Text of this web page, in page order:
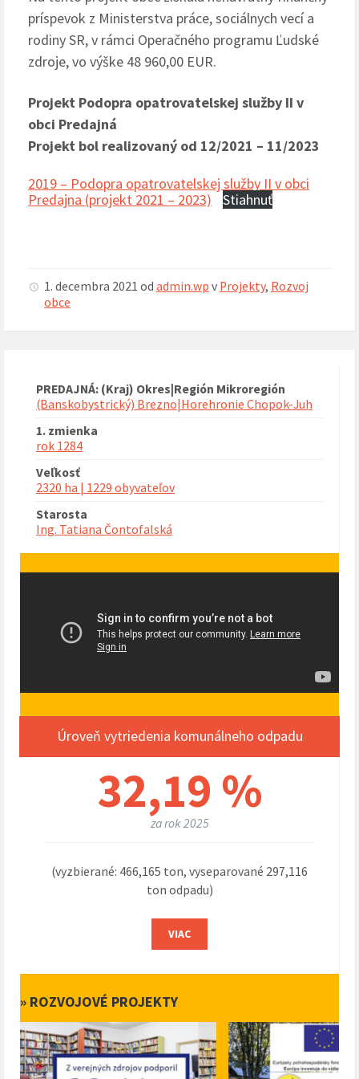
príspevok z Ministerstva práce, sociálnych vecí a
rodiny SR, v rámci Operačného programu Ľudské
zdroje, vo výške 48 960,00 EUR.
Projekt Podopra opatrovatelskej služby II v
obci Predajná
Projekt bol realizovaný od 12/2021 – 11/2023
2019 – Podopra opatrovatelskej služby II v obci
Predajna (projekt 2021 – 2023)
Stiahnuť
1. decembra 2021 od admin.wp v Projekty, Rozvoj
obce
PREDAJNÁ: (Kraj) Okres|Región Mikroregión
(Banskobystrický) Brezno|Horehronie Chopok-Juh
1. zmienka
rok 1284
Veľkosť
2320 ha | 1229 obyvateľov
Starosta
Ing. Tatiana Čontofalská
Úroveň vytriedenia komunálneho odpadu
32,19 %
za rok 2025
(vyzbierané: 466,165 ton, vyseparované 297,116
ton odpadu)
VIAC
» ROZVOJOVÉ PROJEKTY